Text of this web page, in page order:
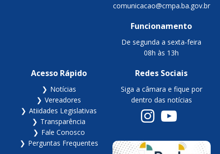
comunicacao@cmpa.ba.gov.br
Funcionamento
De segunda a sexta-feira
08h às 13h
Acesso Rápido
Notícias
Vereadores
Atiidades Legislativas
Transparência
Fale Conosco
Perguntas Frequentes
Redes Sociais
Siga a câmara e fique por
dentro das notícias